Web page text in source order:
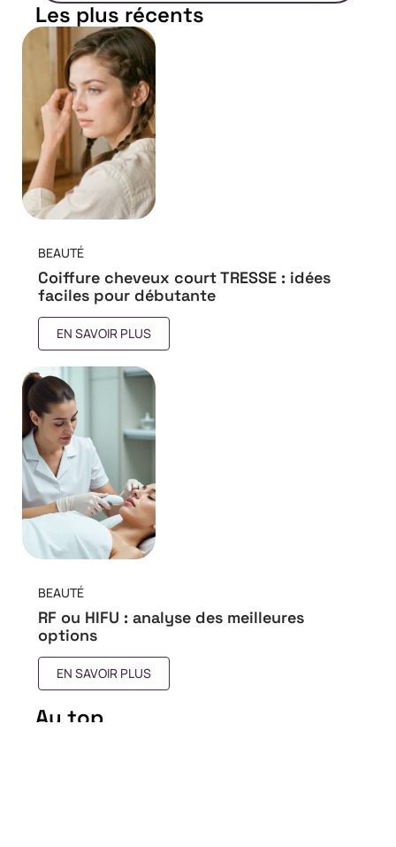
Les plus récents
BEAUTÉ
Coiffure cheveux court TRESSE : idées
faciles pour débutante
EN SAVOIR PLUS
BEAUTÉ
RF ou HIFU : analyse des meilleures
options
EN SAVOIR PLUS
Au top